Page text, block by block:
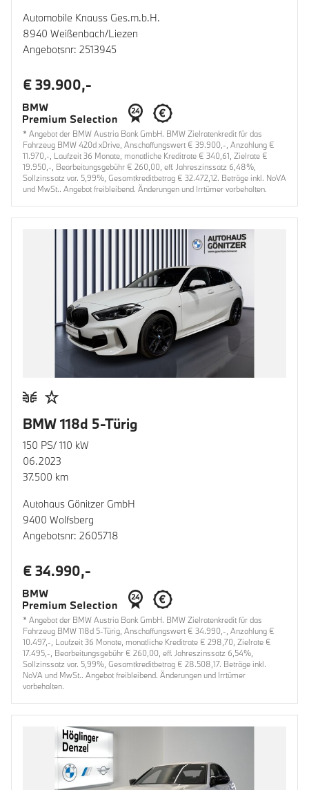
Automobile Knauss Ges.m.b.H.
8940 Weißenbach/Liezen
Angebotsnr: 2513945
€ 39.900,-
* Angebot der BMW Austria Bank GmbH. BMW Zielratenkredit für das
Fahrzeug BMW 420d xDrive, Anschaffungswert € 39.900,-, Anzahlung €
11.970,-, Laufzeit 36 Monate, monatliche Kreditrate € 340,61, Zielrate €
19.950,-, Bearbeitungsgebühr € 260,00, eff. Jahreszinssatz 6,48%,
Sollzinssatz var. 5,99%, Gesamtkreditbetrag € 32.472,12. Beträge inkl. NoVA
und MwSt.. Angebot freibleibend. Änderungen und Irrtümer vorbehalten.
BMW 118d 5-Türig
150 PS/ 110 kW
06.2023
37.500 km
Autohaus Gönitzer GmbH
9400 Wolfsberg
Angebotsnr: 2605718
€ 34.990,-
* Angebot der BMW Austria Bank GmbH. BMW Zielratenkredit für das
Fahrzeug BMW 118d 5-Türig, Anschaffungswert € 34.990,-, Anzahlung €
10.497,-, Laufzeit 36 Monate, monatliche Kreditrate € 298,70, Zielrate €
17.495,-, Bearbeitungsgebühr € 260,00, eff. Jahreszinssatz 6,54%,
Sollzinssatz var. 5,99%, Gesamtkreditbetrag € 28.508,17. Beträge inkl.
NoVA und MwSt.. Angebot freibleibend. Änderungen und Irrtümer
vorbehalten.